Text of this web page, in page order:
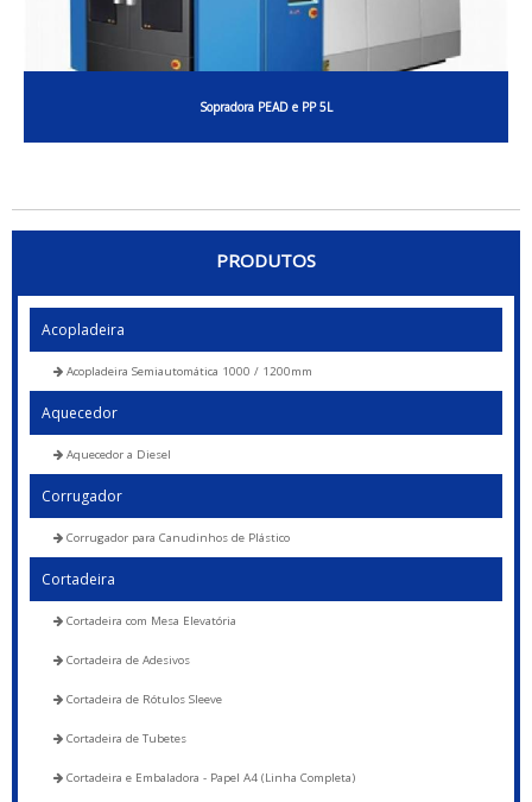
Sopradora PEAD e PP 5L
PRODUTOS
Acopladeira
Acopladeira Semiautomática 1000 / 1200mm
Aquecedor
Aquecedor a Diesel
Corrugador
Corrugador para Canudinhos de Plástico
Cortadeira
Cortadeira com Mesa Elevatória
Cortadeira de Adesivos
Cortadeira de Rótulos Sleeve
Cortadeira de Tubetes
Cortadeira e Embaladora - Papel A4 (Linha Completa)